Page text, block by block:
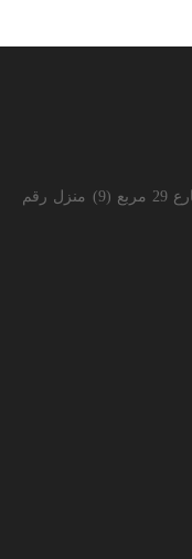
السودان – الخرطوم – العمارات شارع 29 مربع (9) منزل رقم